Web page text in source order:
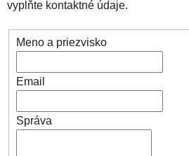
vyplňte kontaktné údaje.
Meno a priezvisko
Email
Správa